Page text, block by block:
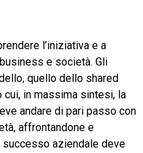
l’iniziativa e a
e società. Gli
quello dello shared
in massima sintesi, la
andare di pari passo con
affrontandone e
aziendale deve